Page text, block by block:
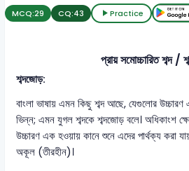
MCQ:29 CQ:43 Practice
প্রায় সমোচ্চারিত শব্দ /
শব্দজোড়:
বাংলা ভাষায় এমন কিছু শব্দ আছে, যেগুলোর
ভিন্ন; এমন যুগল শব্দকে শব্দজোড় বলে। অধিকাংশ
উচ্চারণ এক হওয়ায় কানে শুনে এদের পার্থক্য করা
অকূল (তীরহীন)।